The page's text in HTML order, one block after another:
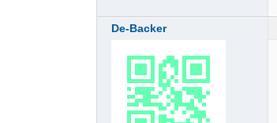
De-Backer